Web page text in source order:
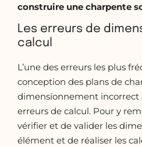
construire une charpente
Les erreurs de
calcul
L’une des erreurs les plus
conception des plans de
dimensionnement incorrect
erreurs de calcul. Pour y
vérifier et de valider les
élément et de réaliser les